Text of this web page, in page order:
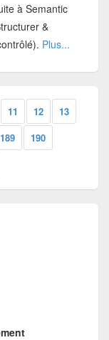
à Semantic
&
Plus...
11 12
13
189
190